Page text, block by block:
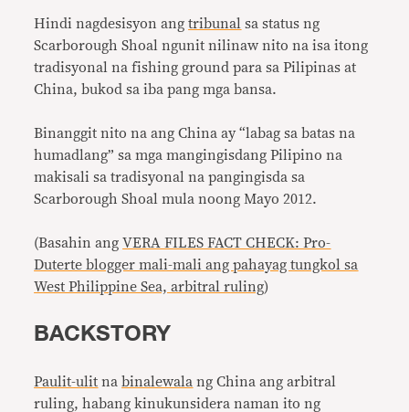
Hindi nagdesisyon angtribunal sa status ng
Scarborough Shoal ngunit nilinaw nito na isa itong
tradisyonal na fishing ground para sa Pilipinas at
China, bukod sa iba pang mga bansa.
Binanggit nito na ang China ay “labag sa batas na
humadlang” sa mga mangingisdang Pilipino na
makisali sa tradisyonal na pangingisda sa
Scarborough Shoal mula noong Mayo 2012.
(Basahin angVERA FILES FACT CHECK: Pro-
Duterte blogger mali-mali ang pahayag tungkol sa
West Philippine Sea, arbitral ruling)
BACKSTORY
Paulit-ulit nabinalewala ng China ang arbitral
ruling, habang kinukunsidera naman ito ng